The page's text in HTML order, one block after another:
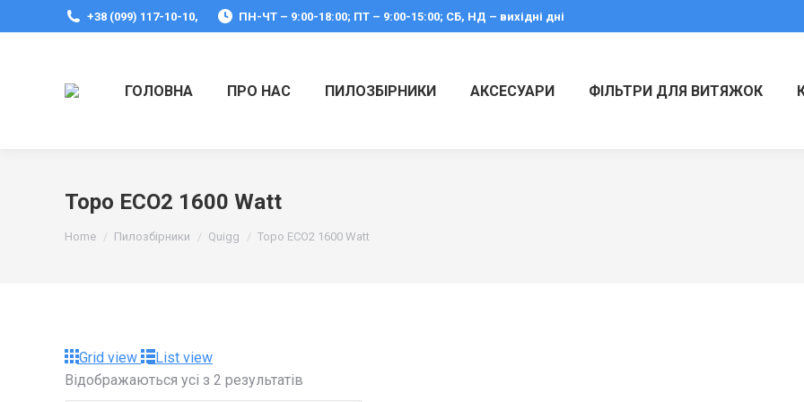
+38 (099) 117-10-10, ПН-ЧТ – 9:00-18:00; ПТ – 9:00-15:00; СБ, НД – вихідні дні
ГОЛОВНА ПРО НАС ПИЛОЗБІРНИКИ АКСЕСУАРИ ФІЛЬТРИ ДЛЯ ВИТЯЖОК
Topo ECO2 1600 Watt
Home Пилозбірники Quigg Topo ECO2 1600 Watt
Grid view
List view
Відображаються усі з 2 результатів